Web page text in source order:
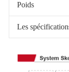
Poids
Les